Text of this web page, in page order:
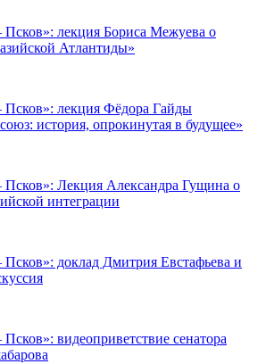
Псков»: лекция Бориса Межуева о
Атлантиды»
Псков»: лекция Фёдора Гайды
история, опрокинутая в будущее»
Псков»: Лекция Александра Гущина о
интеграции
Псков»: доклад Дмитрия Евстафьева и
Псков»: видеоприветствие сенатора